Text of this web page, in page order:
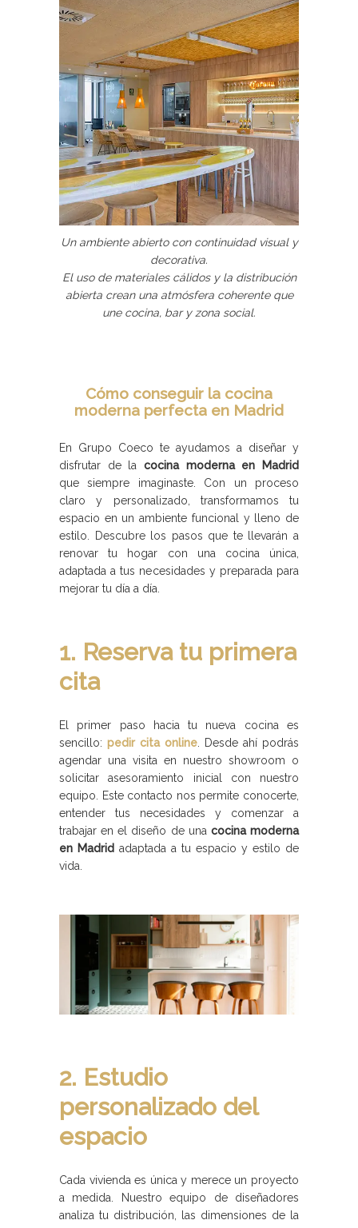
Un ambiente abierto con continuidad visual y
decorativa.
El uso de materiales cálidos y la distribución
abierta crean una atmósfera coherente que
une cocina, bar y zona social.
Cómo conseguir la cocina
moderna perfecta en Madrid
En Grupo Coeco te ayudamos a diseñar y
disfrutar de la cocina moderna en Madrid
que siempre imaginaste. Con un proceso
claro y personalizado, transformamos tu
espacio en un ambiente funcional y lleno de
estilo. Descubre los pasos que te llevarán a
renovar tu hogar con una cocina única,
adaptada a tus necesidades y preparada para
mejorar tu día a día.
1. Reserva tu primera
cita
El primer paso hacia tu nueva cocina es
sencillo: pedir cita online . Desde ahí podrás
agendar una visita en nuestro showroom o
solicitar asesoramiento inicial con nuestro
equipo. Este contacto nos permite conocerte,
entender tus necesidades y comenzar a
trabajar en el diseño de una cocina moderna
en Madrid adaptada a tu espacio y estilo de
vida.
2. Estudio
personalizado del
espacio
Cada vivienda es única y merece un proyecto
a medida. Nuestro equipo de diseñadores
analiza tu distribución, las dimensiones de la